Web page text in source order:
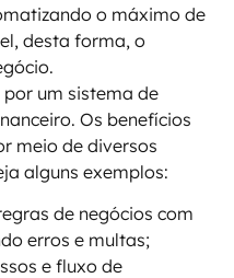
o máximo de
desta forma, o
um sistema de
Os benefícios
meio de diversos
alguns exemplos:
de negócios com
erros e multas;
e fluxo de